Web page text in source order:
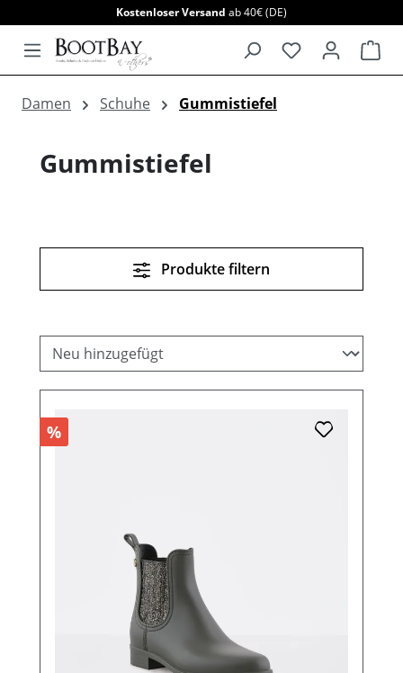
Kostenloser Versand ab 40€ (DE)
Damen Schuhe Gummistiefel
Gummistiefel
Produkte filtern
%